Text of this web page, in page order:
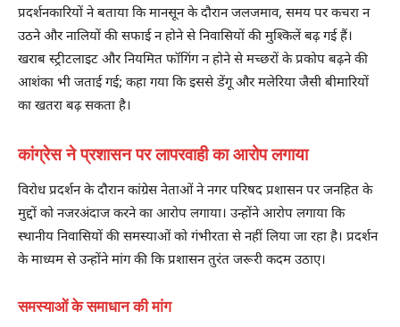
प्रदर्शनकारियों ने बताया कि मानसून के दौरान जलजमाव, समय पर कचरा न
उठने और नालियों की सफाई न होने से निवासियों की मुश्किलें बढ़ गई हैं।
खराब स्ट्रीटलाइट और नियमित फॉगिंग न होने से मच्छरों के प्रकोप बढ़ने की
आशंका भी जताई गई; कहा गया कि इससे डेंगू और मलेरिया जैसी बीमारियों
का खतरा बढ़ सकता है।
कांग्रेस ने प्रशासन पर लापरवाही का आरोप लगाया
विरोध प्रदर्शन के दौरान कांग्रेस नेताओं ने नगर परिषद प्रशासन पर जनहित के
मुद्दों को नजरअंदाज करने का आरोप लगाया। उन्होंने आरोप लगाया कि
स्थानीय निवासियों की समस्याओं को गंभीरता से नहीं लिया जा रहा है। प्रदर्शन
के माध्यम से उन्होंने मांग की कि प्रशासन तुरंत जरूरी कदम उठाए।
समस्याओं के समाधान की मांग